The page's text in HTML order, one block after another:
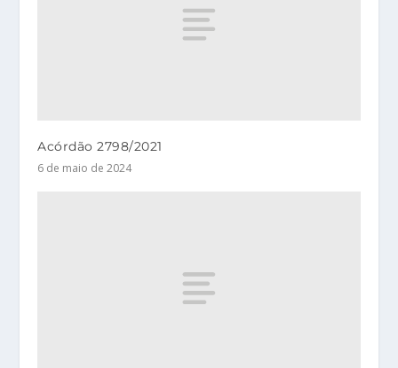
Acórdão 2798/2021
6 de maio de 2024